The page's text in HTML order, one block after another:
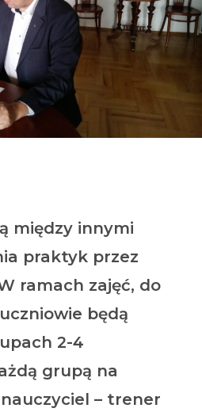
między innymi
praktyk przez
ramach zajęć, do
będą
2-4
grupą na
– trener